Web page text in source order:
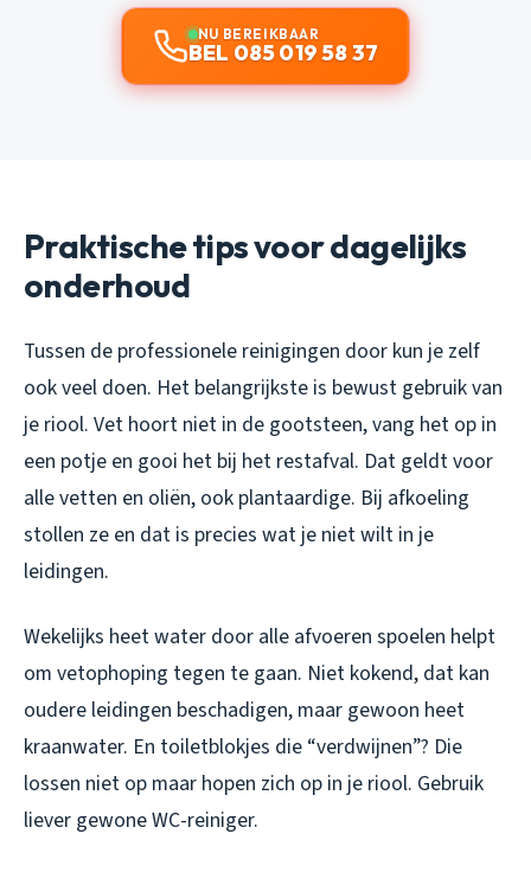
NU BEREIKBAAR
BEL 085 019 58 37
Praktische tips voor dagelijks
onderhoud
Tussen de professionele reinigingen door kun je zelf
ook veel doen. Het belangrijkste is bewust gebruik van
je riool. Vet hoort niet in de gootsteen, vang het op in
een potje en gooi het bij het restafval. Dat geldt voor
alle vetten en oliën, ook plantaardige. Bij afkoeling
stollen ze en dat is precies wat je niet wilt in je
leidingen.
Wekelijks heet water door alle afvoeren spoelen helpt
om vetophoping tegen te gaan. Niet kokend, dat kan
oudere leidingen beschadigen, maar gewoon heet
kraanwater. En toiletblokjes die “verdwijnen”? Die
lossen niet op maar hopen zich op in je riool. Gebruik
liever gewone WC-reiniger.